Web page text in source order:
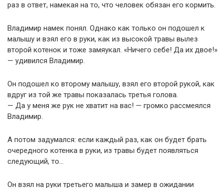
раз в ответ, намекая на то, что человек обязан его кормить.
Владимир намек понял. Однако как только он подошел к
малышу и взял его в руки, как из высокой травы вылез
второй котенок и тоже замяукал. «Ничего себе! Да их двое!»
— удивился Владимир.
Он подошел ко второму малышу, взял его второй рукой, как
вдруг из той же травы показалась третья голова.
— Да у меня же рук не хватит на вас! — громко рассмеялся
Владимир.
А потом задумался: если каждый раз, как он будет брать
очередного котенка в руки, из травы будет появляться
следующий, то…
Он взял на руки третьего малыша и замер в ожидании